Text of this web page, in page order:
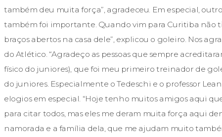
também deu muita força”, agradeceu. Em especial,
também foi importante. Quando vim para Curitiba não
braços abertos na casa dele”, explicou o goleiro. Nos
do Atlético. “Agradeço as pessoas que sempre
físico do juniores), que foi meu primeiro treinador de
do juniores. Especialmente o Tedeschi e o professor
elogios em especial. “Hoje tenho muitos amigos aqui
para citar todos, mas eles me deram muita força aqui
namorada e a família dela, que me ajudam muito